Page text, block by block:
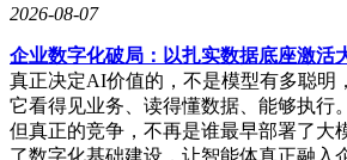
2026-08-07
企业数字化破局：以扎实数据底座激活
真正决定AI价值的，不是模型有多聪明
它看得见业务、读得懂数据、能够执行
但真正的竞争，不再是谁最早部署了大
了数字化基础建设，让智能体真正融入